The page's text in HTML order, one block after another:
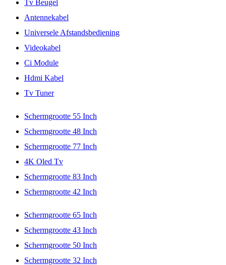
Tv Beugel
Antennekabel
Universele Afstandsbediening
Videokabel
Ci Module
Hdmi Kabel
Tv Tuner
Schermgrootte 55 Inch
Schermgrootte 48 Inch
Schermgrootte 77 Inch
4K Oled Tv
Schermgrootte 83 Inch
Schermgrootte 42 Inch
Schermgrootte 65 Inch
Schermgrootte 43 Inch
Schermgrootte 50 Inch
Schermgrootte 32 Inch